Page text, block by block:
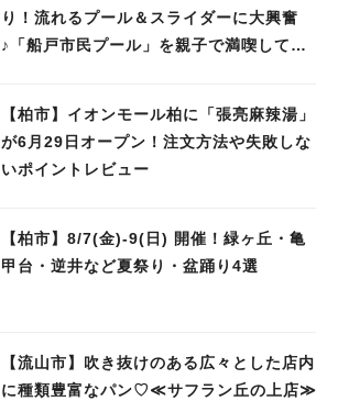
り！流れるプール＆スライダーに大興奮
♪「船戸市民プール」を親子で満喫してき
【柏市】イオンモール柏に「張亮麻辣湯」
が6月29日オープン！注文方法や失敗しな
いポイントレビュー
【柏市】8/7(金)‐9(日) 開催！緑ヶ丘・亀
甲台・逆井など夏祭り・盆踊り4選
【流山市】吹き抜けのある広々とした店内
に種類豊富なパン♡≪サフラン丘の上店≫